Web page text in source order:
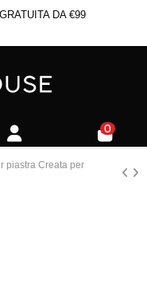
DA €99
0
piastra Creata per